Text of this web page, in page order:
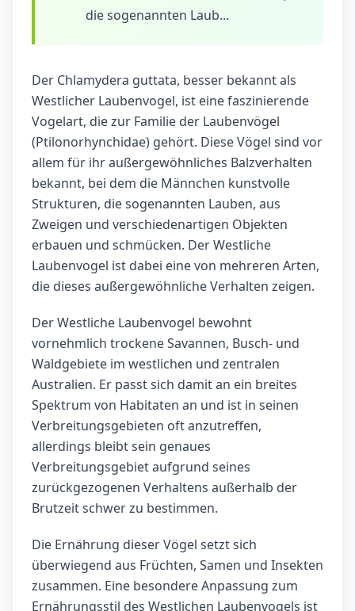
die sogenannten Laub...
Der Chlamydera guttata, besser bekannt als
Westlicher Laubenvogel, ist eine faszinierende
Vogelart, die zur Familie der Laubenvögel
(Ptilonorhynchidae) gehört. Diese Vögel sind vor
allem für ihr außergewöhnliches Balzverhalten
bekannt, bei dem die Männchen kunstvolle
Strukturen, die sogenannten Lauben, aus
Zweigen und verschiedenartigen Objekten
erbauen und schmücken. Der Westliche
Laubenvogel ist dabei eine von mehreren Arten,
die dieses außergewöhnliche Verhalten zeigen.
Der Westliche Laubenvogel bewohnt
vornehmlich trockene Savannen, Busch- und
Waldgebiete im westlichen und zentralen
Australien. Er passt sich damit an ein breites
Spektrum von Habitaten an und ist in seinen
Verbreitungsgebieten oft anzutreffen,
allerdings bleibt sein genaues
Verbreitungsgebiet aufgrund seines
zurückgezogenen Verhaltens außerhalb der
Brutzeit schwer zu bestimmen.
Die Ernährung dieser Vögel setzt sich
überwiegend aus Früchten, Samen und Insekten
zusammen. Eine besondere Anpassung zum
Ernährungsstil des Westlichen Laubenvogels ist